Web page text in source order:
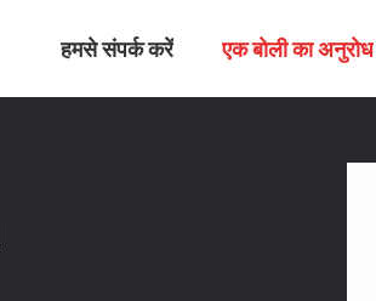
हमसे संपर्क करें एक बोली का अनुरोध